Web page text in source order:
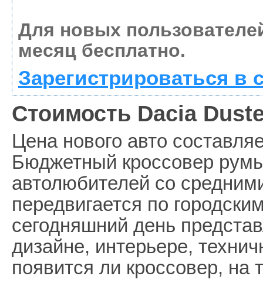
Для новых
месяц бесплатно.
Зарегистрироваться в
Стоимость Dacia
Цена нового авто
Бюджетный кроссовер
автолюбителей со
передвигается по
сегодняшний день
дизайне, интерьере,
появится ли кроссовер, на